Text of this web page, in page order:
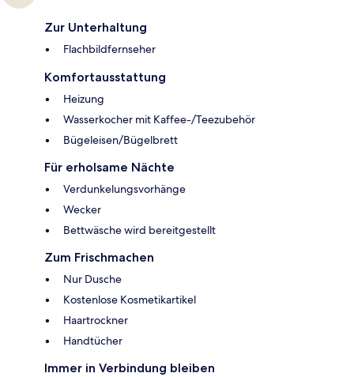
Zur Unterhaltung
Flachbildfernseher
Komfortausstattung
Heizung
Wasserkocher mit Kaffee-/Teezubehör
Bügeleisen/Bügelbrett
Für erholsame Nächte
Verdunkelungsvorhänge
Wecker
Bettwäsche wird bereitgestellt
Zum Frischmachen
Nur Dusche
Kostenlose Kosmetikartikel
Haartrockner
Handtücher
Immer in Verbindung bleiben